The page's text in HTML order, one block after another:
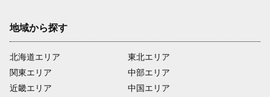
地域から探す
北海道エリア
関東エリア
近畿エリア
東北エリア
中部エリア
中国エリア